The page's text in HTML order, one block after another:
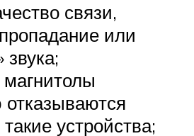
связи,
или
звука;
устройства;